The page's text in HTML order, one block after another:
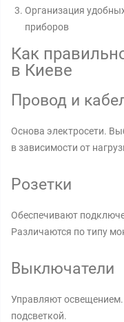
Организация
приборов
Как
в Киеве
Провод и
Основa электросети.
в зависимости от
Розетки
Обеспечивают
Различаются по типу
Выключатели
Управляют
подсветкой.